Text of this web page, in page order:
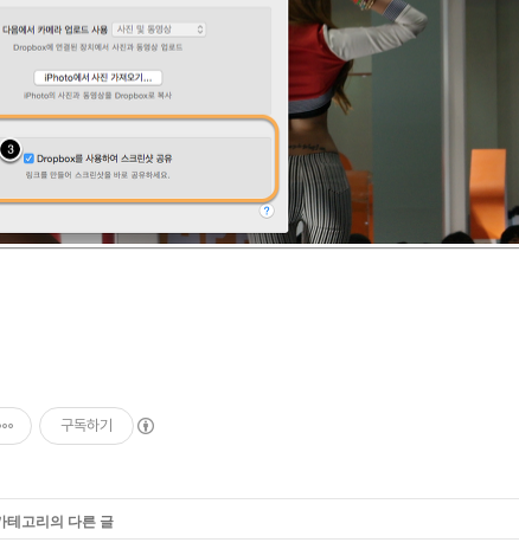
구독하기
테고리의 다른 글